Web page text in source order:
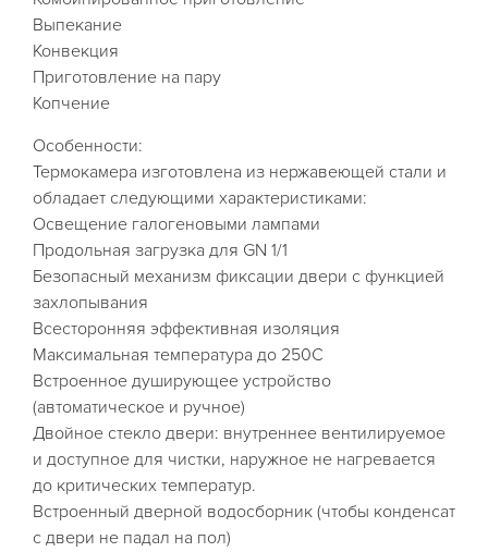
Выпекание
Конвекция
Приготовление на пару
Копчение
Особенности:
Термокамера изготовлена из нержавеющей стали и
обладает следующими характеристиками:
Освещение галогеновыми лампами
Продольная загрузка для GN 1/1
Безопасный механизм фиксации двери с функцией
захлопывания
Всесторонняя эффективная изоляция
Максимальная температура до 250С
Встроенное душирующее устройство
(автоматическое и ручное)
Двойное стекло двери: внутреннее вентилируемое
и доступное для чистки, наружное не нагревается
до критических температур.
Встроенный дверной водосборник (чтобы конденсат
с двери не падал на пол)